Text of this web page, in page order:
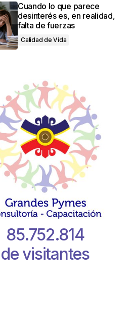
Cuando lo que parece
desinterés es, en realidad,
falta de fuerzas
Calidad de Vida
85.752.814
de visitantes